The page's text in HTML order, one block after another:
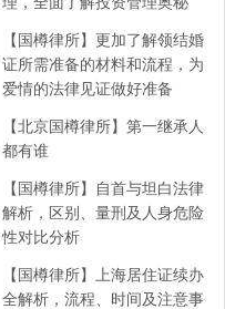
【国樽律所】更加了解领结婚
证所需准备的材料和流程，为
爱情的法律见证做好准备
【北京国樽律所】第一继承人
都有谁
【国樽律所】自首与坦白法律
解析，区别、量刑及人身危险
性对比分析
【国樽律所】上海居住证续办
全解析，流程、时间及注意事